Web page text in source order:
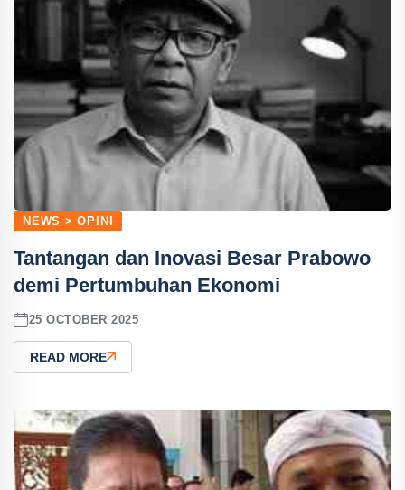
NEWS > OPINI
Tantangan dan Inovasi Besar Prabowo
demi Pertumbuhan Ekonomi
25 OCTOBER 2025
READ MORE